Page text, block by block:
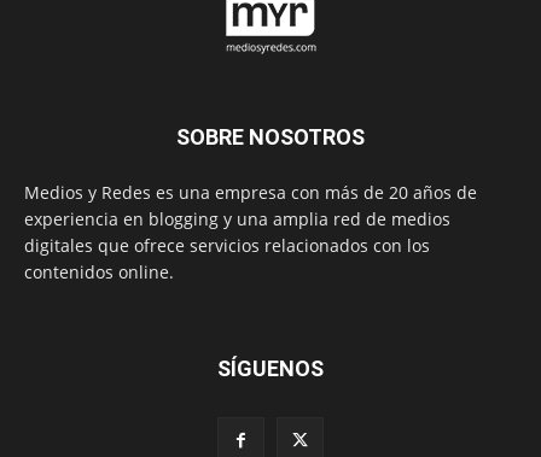
SOBRE NOSOTROS
Medios y Redes es una empresa con más de 20 años de
experiencia en blogging y una amplia red de medios
digitales que ofrece servicios relacionados con los
contenidos online.
SÍGUENOS